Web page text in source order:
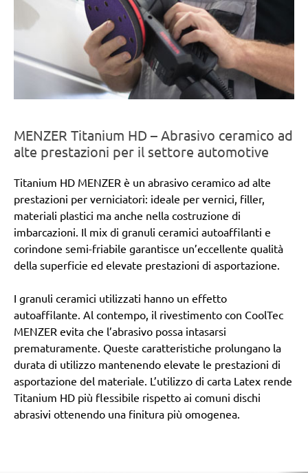
MENZER Titanium HD – Abrasivo ceramico ad
alte prestazioni per il settore automotive
Titanium HD MENZER è un abrasivo ceramico ad alte
prestazioni per verniciatori: ideale per vernici, filler,
materiali plastici ma anche nella costruzione di
imbarcazioni. Il mix di granuli ceramici autoaffilanti e
corindone semi-friabile garantisce un’eccellente qualità
della superficie ed elevate prestazioni di asportazione.
I granuli ceramici utilizzati hanno un effetto
autoaffilante. Al contempo, il rivestimento con CoolTec
MENZER evita che l’abrasivo possa intasarsi
prematuramente. Queste caratteristiche prolungano la
durata di utilizzo mantenendo elevate le prestazioni di
asportazione del materiale. L’utilizzo di carta Latex rende
Titanium HD più flessibile rispetto ai comuni dischi
abrasivi ottenendo una finitura più omogenea.